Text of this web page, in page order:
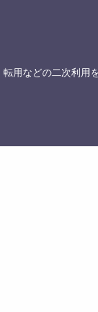
用などの二次利用